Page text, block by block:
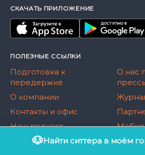
СКАЧАТЬ ПРИЛОЖЕНИЕ
ПОЛЕЗНЫЕ ССЫЛКИ
Подготовка к
передержке
О компании
Контакты и офис
Наш подкаст
О нас
🐶Найти ситтера в моём